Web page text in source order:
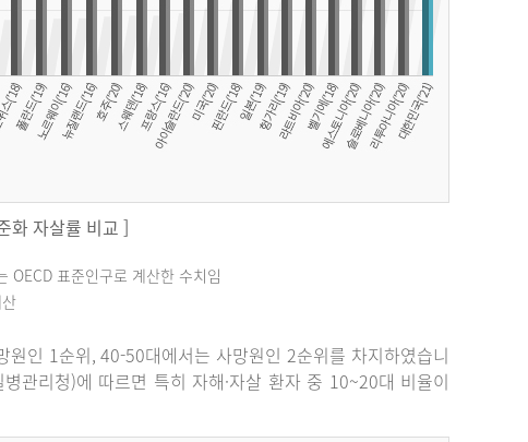
화 자살률 비교 ]
표준인구로 계산한 수치임
인 1순위, 40-50대에서는 사망원인 2순위를 차지하였습니
관리청)에 따르면 특히 자해·자살 환자 중 10~20대 비율이